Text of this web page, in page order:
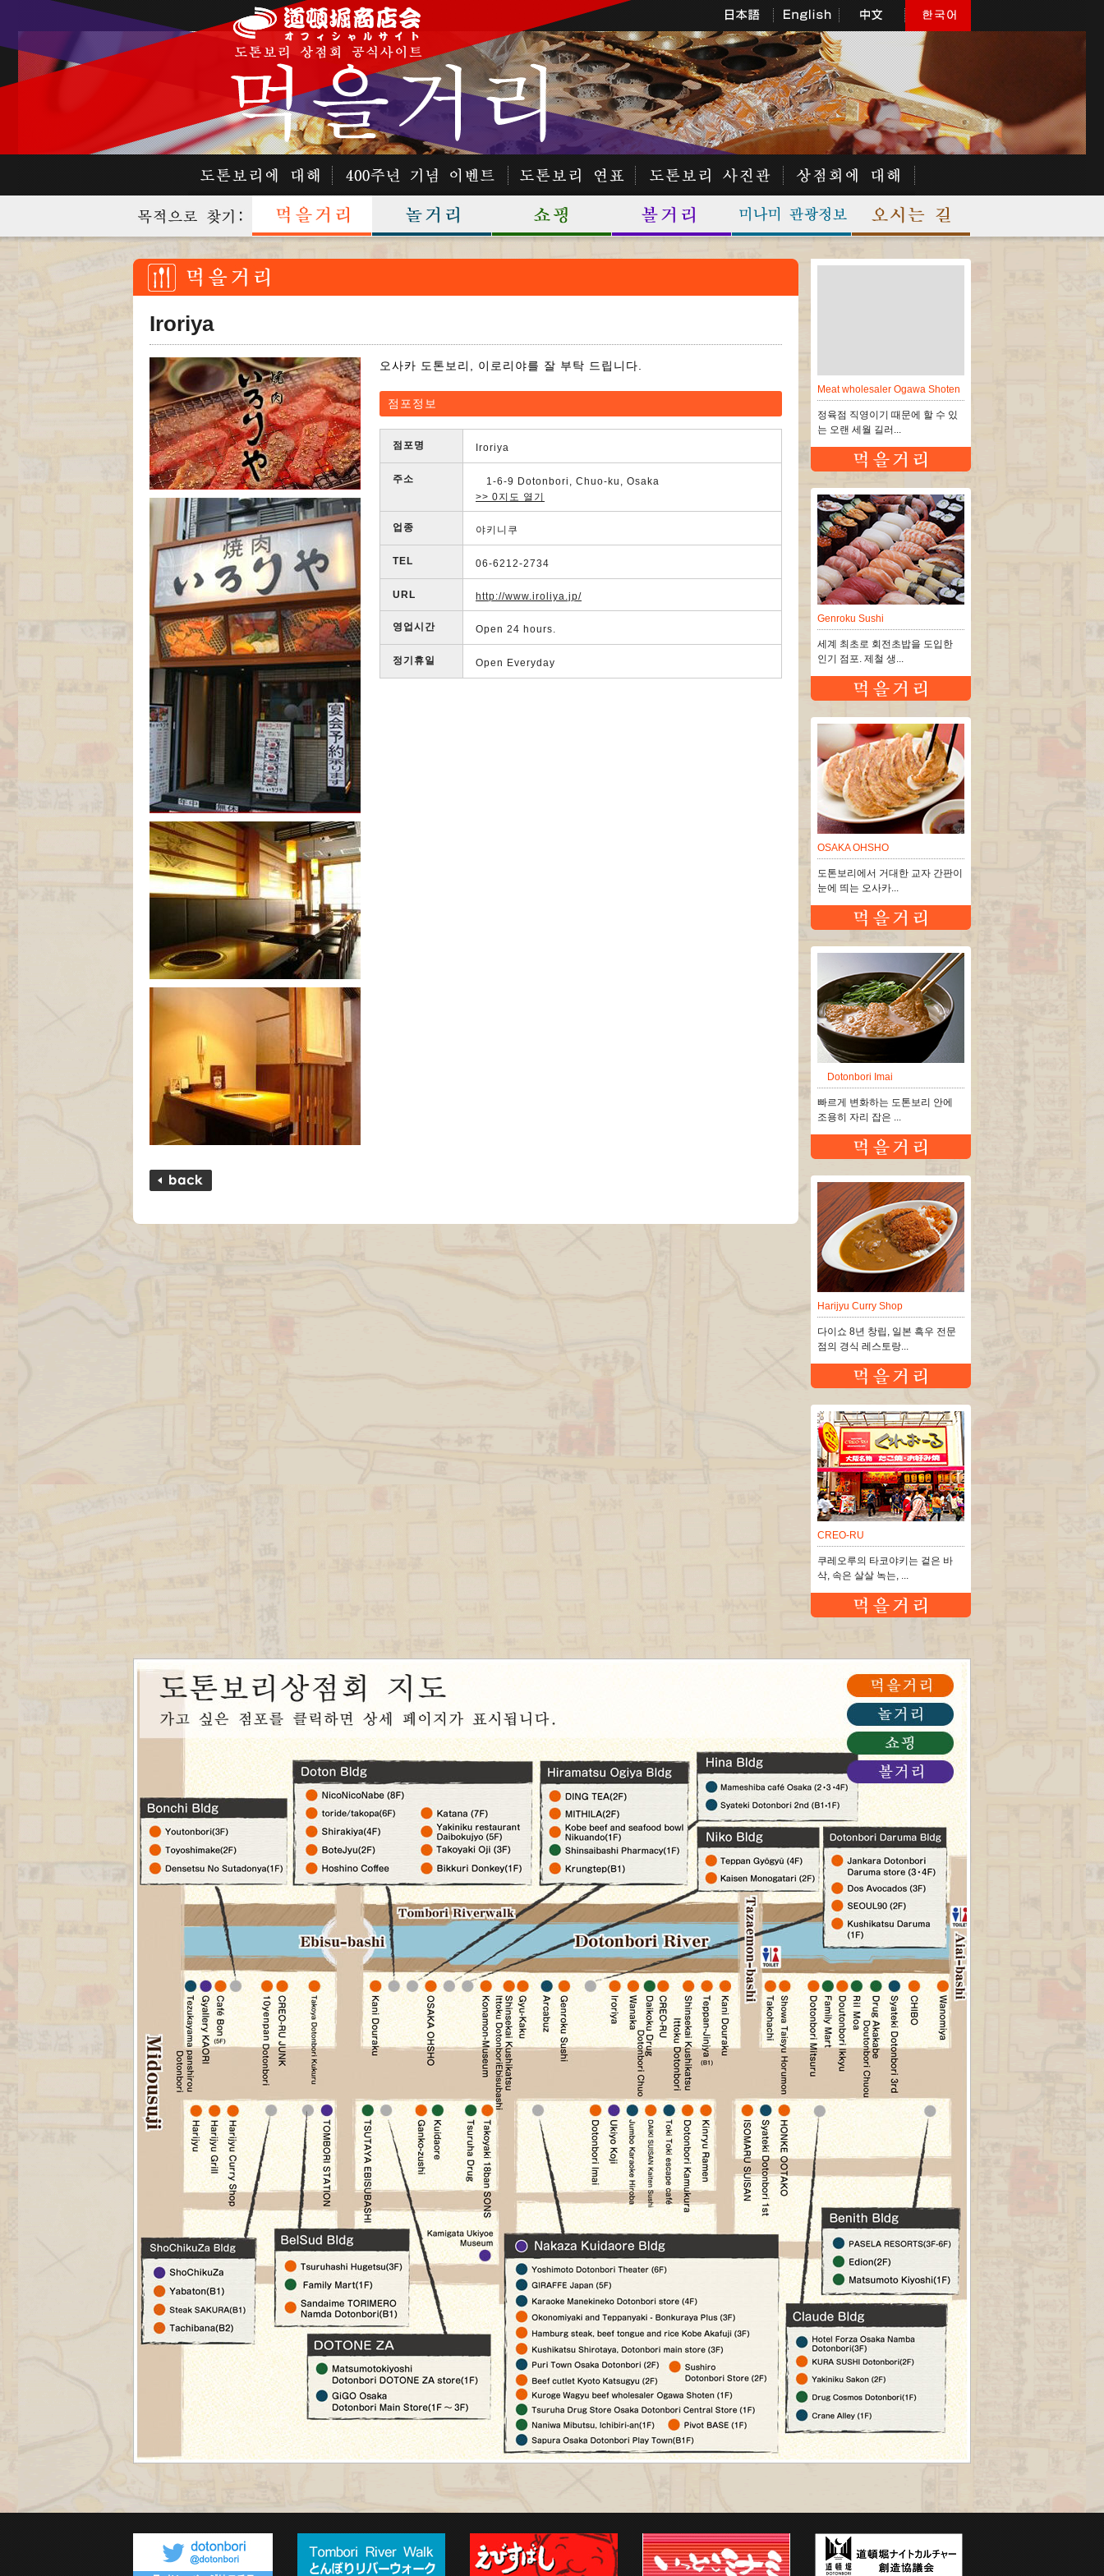
Iroriya
오사카 도톤보리, 이로리야를 잘 부탁 드립니다.
점포정보
점포명 Iroriya
주소
1-6-9 Dotonbori, Chuo-ku, Osaka
>> 0지도 열기
업종 야키니쿠
TEL 06-6212-2734
URL http://www.iroliya.jp/
영업시간 Open 24 hours.
정기휴일 Open Everyday
Meat wholesaler Ogawa Shoten
정육점 직영이기 때문에 할 수 있
는 오랜 세월 길러...
Genroku Sushi
세계 최초로 회전초밥을 도입한
인기 점포. 제철 생...
OSAKA OHSHO
도톤보리에서 거대한 교자 간판이
눈에 띄는 오사카...
Dotonbori Imai
빠르게 변화하는 도톤보리 안에
조용히 자리 잡은 ...
Harijyu Curry Shop
다이쇼 8년 창립, 일본 흑우 전문
점의 경식 레스토랑...
CREO-RU
쿠레오루의 타코야키는 겉은 바
삭, 속은 살살 녹는, ...